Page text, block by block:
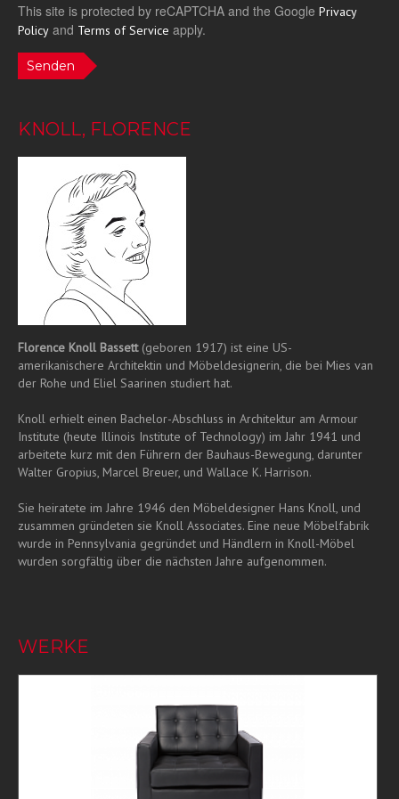
This site is protected by reCAPTCHA and the Google Privacy
Policy and Terms of Service apply.
Senden
KNOLL, FLORENCE
Florence Knoll Bassett(geboren 1917) ist eine US-
amerikanischere Architektin und Möbeldesignerin, die bei Mies van
der Rohe und Eliel Saarinen studiert hat.
Knoll erhielt einen Bachelor-Abschluss in Architektur am Armour
Institute (heute Illinois Institute of Technology) im Jahr 1941 und
arbeitete kurz mit den Führern der Bauhaus-Bewegung, darunter
Walter Gropius, Marcel Breuer, und Wallace K. Harrison.
Sie heiratete im Jahre 1946 den Möbeldesigner Hans Knoll, und
zusammen gründeten sie Knoll Associates. Eine neue Möbelfabrik
wurde in Pennsylvania gegründet und Händlern in Knoll-Möbel
wurden sorgfältig über die nächsten Jahre aufgenommen.
WERKE